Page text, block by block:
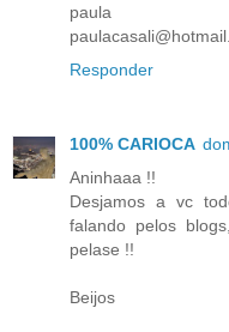
paula
Responder
100% CARIOCA
Aninhaaa !!
Desjamos a vc
falando pelos
pelase !!
Beijos